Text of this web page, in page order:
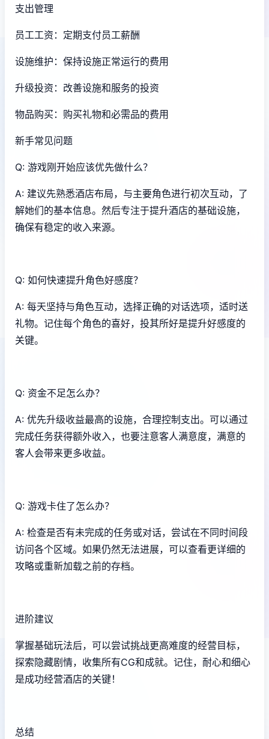
支出管理
员工工资：定期支付员工薪酬
设施维护：保持设施正常运行的费用
升级投资：改善设施和服务的投资
物品购买：购买礼物和必需品的费用
新手常见问题
Q: 游戏刚开始应该优先做什么？
A: 建议先熟悉酒店布局，与主要角色进行初次互动，了
解她们的基本信息。然后专注于提升酒店的基础设施，
确保有稳定的收入来源。
Q: 如何快速提升角色好感度？
A: 每天坚持与角色互动，选择正确的对话选项，适时送
礼物。记住每个角色的喜好，投其所好是提升好感度的
关键。
Q: 资金不足怎么办？
A: 优先升级收益最高的设施，合理控制支出。可以通过
完成任务获得额外收入，也要注意客人满意度，满意的
客人会带来更多收益。
Q: 游戏卡住了怎么办？
A: 检查是否有未完成的任务或对话，尝试在不同时间段
访问各个区域。如果仍然无法进展，可以查看更详细的
攻略或重新加载之前的存档。
进阶建议
掌握基础玩法后，可以尝试挑战更高难度的经营目标，
探索隐藏剧情，收集所有CG和成就。记住，耐心和细心
是成功经营酒店的关键！
总结